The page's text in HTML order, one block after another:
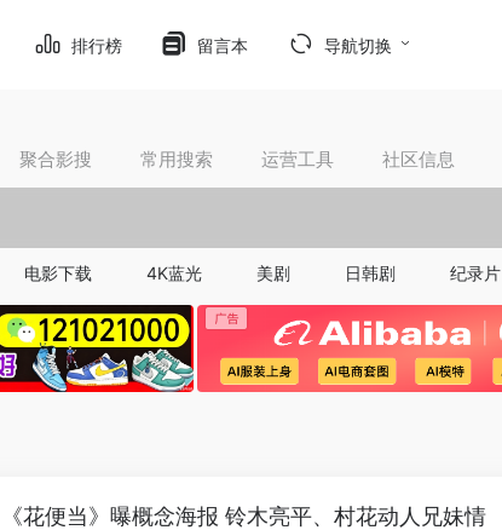
排行榜 留言本 导航切换
聚合影搜 常用搜索 运营工具 社区信息
电影下载 4K蓝光 美剧 日韩剧 纪录片
《花便当》曝概念海报 铃木亮平、村花动人兄妹情